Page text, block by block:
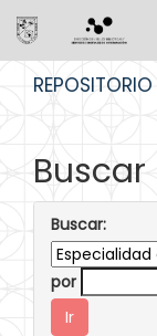
Buscar
Buscar:
por